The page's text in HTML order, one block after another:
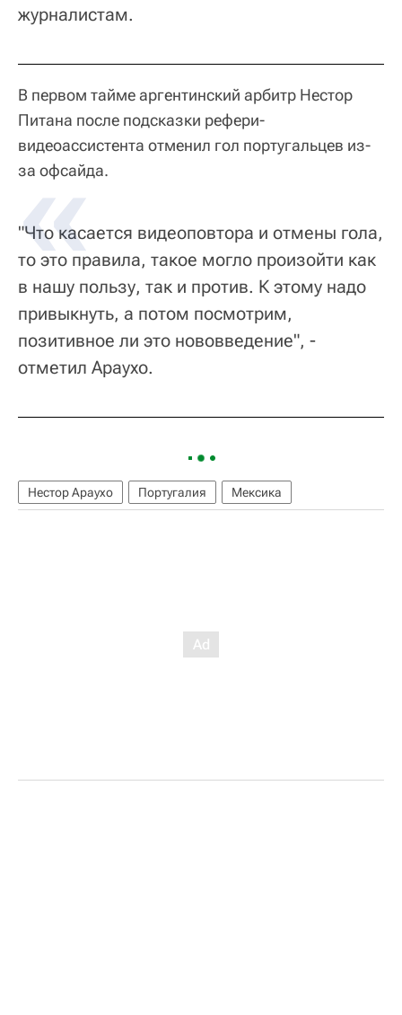
журналистам.
В первом тайме аргентинский арбитр Нестор
Питана после подсказки рефери-
видеоассистента отменил гол португальцев из-
за офсайда.
"Что касается видеоповтора и отмены гола,
то это правила, такое могло произойти как
в нашу пользу, так и против. К этому надо
привыкнуть, а потом посмотрим,
позитивное ли это нововведение", -
отметил Араухо.
Нестор Араухо Португалия Мексика